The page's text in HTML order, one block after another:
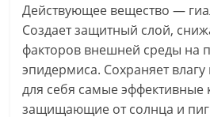
Действующее вещество —
Создает защитный слой,
факторов внешней среды на
эпидермиса. Сохраняет влагу
для себя самые эффективные
защищающие от солнца и